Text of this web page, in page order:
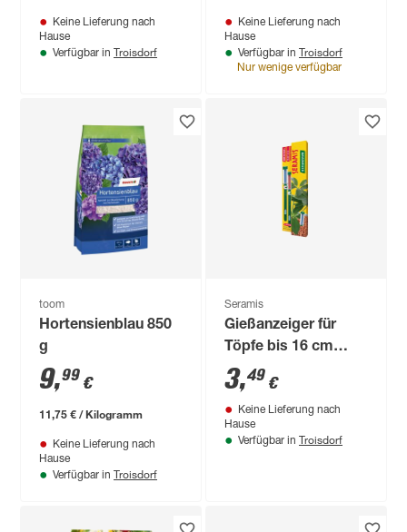
Keine Lieferung nach
Hause
Verfügbar in Troisdorf
Keine Lieferung nach
Hause
Verfügbar in Troisdorf
Nur wenige verfügbar
toom
Hortensienblau 850
g
9,99 €
11,75 € / Kilogramm
Keine Lieferung nach
Hause
Verfügbar in Troisdorf
Seramis
Gießanzeiger für
Töpfe bis 16 cm
Höhe, 2 Stück
3,49 €
Keine Lieferung nach
Hause
Verfügbar in Troisdorf